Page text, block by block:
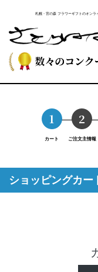
札幌・宮の森 フラワーギフトのオンラ
1
カート
2
ご注文主情報
ショッピングカー